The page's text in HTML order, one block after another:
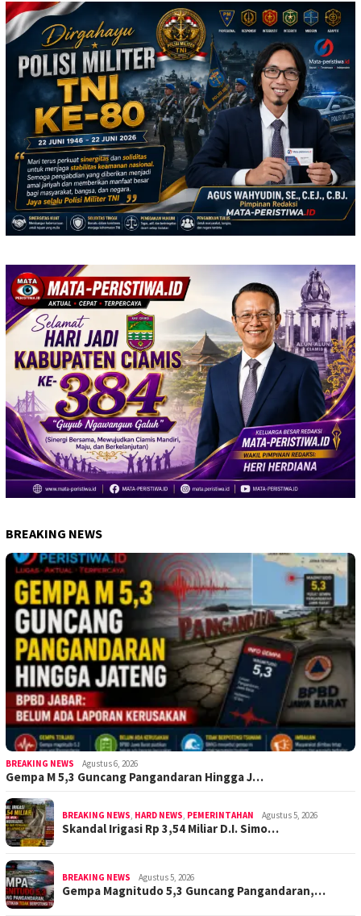
BREAKING NEWS
BREAKING NEWS Agustus 6, 2026
Gempa M 5,3 Guncang Pangandaran Hingga J…
BREAKING NEWS HARD NEWS PEMERINTAHAN Agustus 5, 2026
Skandal Irigasi Rp 3,54 Miliar D.I. Simo…
BREAKING NEWS Agustus 5, 2026
Gempa Magnitudo 5,3 Guncang Pangandaran,…